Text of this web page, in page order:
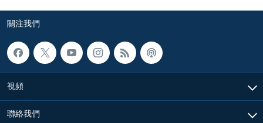
關注我們
視頻
聯絡我們